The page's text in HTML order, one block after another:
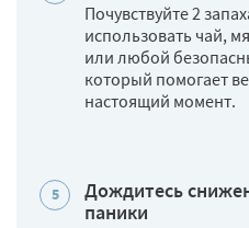
Почувствуйте 2
использовать чай,
или любой
который помогает
настоящий момент.
Дождитесь
паники